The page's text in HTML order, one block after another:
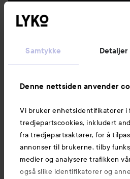
Samtykke Detaljer
Denne nettsiden anvender
Vi bruker enhetsidentifikatorer i
tredjepartscookies, inkludert
fra tredjepartsaktører, for å
annonser til brukerne, tilby
medier og analysere trafikken
også slike identifikatorer og
Kundeservice
Informasjon
Også av interesse